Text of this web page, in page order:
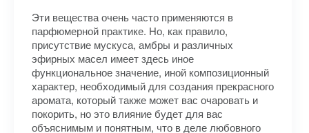
Эти вещества очень часто применяются в
парфюмерной практике. Но, как правило,
присутствие мускуса, амбры и различных
эфирных масел имеет здесь иное
функциональное значение, иной композиционный
ха­рактер, необходимый для создания прекрасного
аромата, который также может вас очаровать и
покорить, но это влияние будет для вас
объяснимым и понятным, что в деле любовного